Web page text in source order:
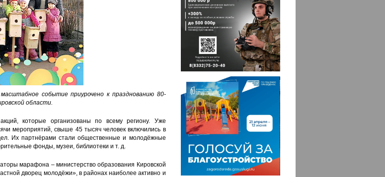
событие приурочено к празднованию 80-
области.
которые организованы по всему региону. Уже
мероприятий, свыше 45 тысяч человек включились в
Их партнёрами стали общественные и молодёжные
фонды, музеи, библиотеки и т. д.
марафона – министерство образования Кировской
дворец молодёжи», в районах наиболее активно и